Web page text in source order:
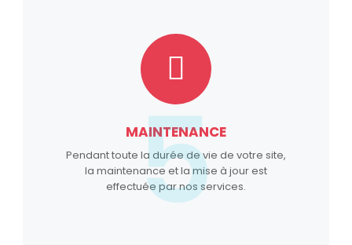
MAINTENANCE
Pendant toute la durée de vie de votre site,
la maintenance et la mise à jour est
effectuée par nos services.
5